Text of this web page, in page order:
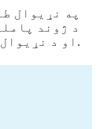
په نړیوال
د ژوند
او د نړیوال مخکښ مسلکي طبي حل شرکت جوړ کړئ.